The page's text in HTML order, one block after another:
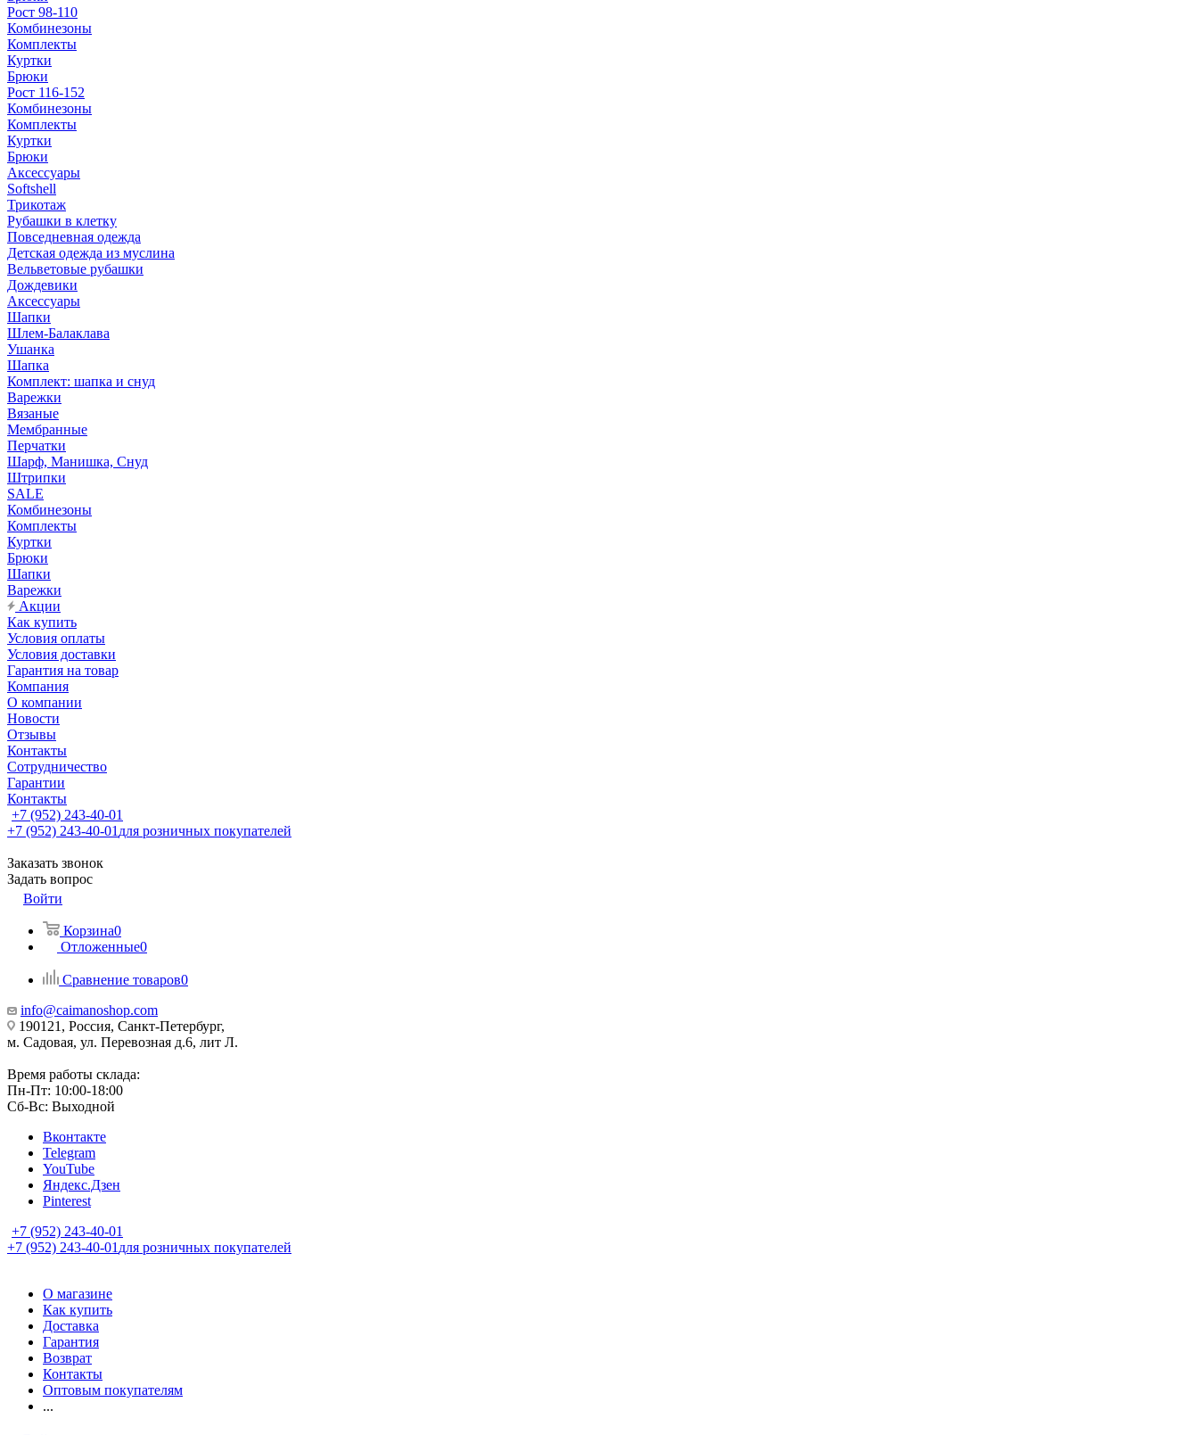
Рост 98-110
Комбинезоны
Комплекты
Куртки
Брюки
Рост 116-152
Комбинезоны
Комплекты
Куртки
Брюки
Аксессуары
Softshell
Трикотаж
Рубашки в клетку
Повседневная одежда
Детская одежда из муслина
Вельветовые рубашки
Дождевики
Аксессуары
Шапки
Шлем-Балаклава
Ушанка
Шапка
Комплект: шапка и снуд
Варежки
Вязаные
Мембранные
Перчатки
Шарф, Манишка, Снуд
Штрипки
SALE
Комбинезоны
Комплекты
Куртки
Брюки
Шапки
Варежки
Акции
Как купить
Условия оплаты
Условия доставки
Гарантия на товар
Компания
О компании
Новости
Отзывы
Контакты
Сотрудничество
Гарантии
Контакты
+7 (952) 243-40-01
+7 (952) 243-40-01 для розничных покупателей
Заказать звонок
Задать вопрос
Войти
Корзина0
Отложенные0
Сравнение товаров0
info@caimanoshop.com
190121, Россия, Санкт-Петербург,
м. Садовая, ул. Перевозная д.6, лит Л.
Время работы склада:
Пн-Пт: 10:00-18:00
Сб-Вс: Выходной
Вконтакте
Telegram
YouTube
Яндекс.Дзен
Pinterest
+7 (952) 243-40-01
+7 (952) 243-40-01 для розничных покупателей
О магазине
Как купить
Доставка
Гарантия
Возврат
Контакты
Оптовым покупателям
...